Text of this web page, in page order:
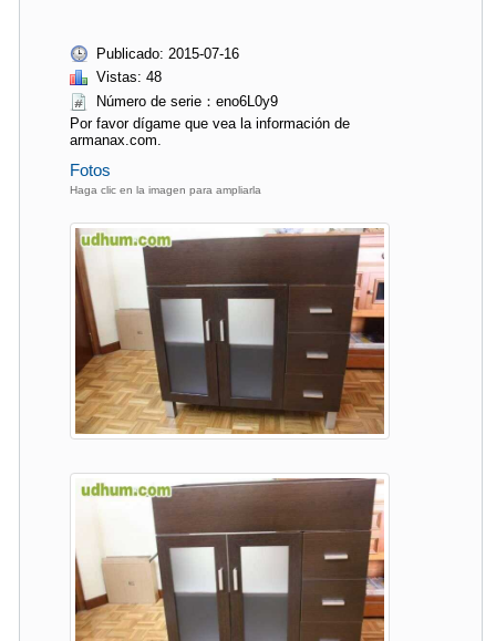
Publicado: 2015-07-16
Vistas: 48
Número de serie：eno6L0y9
Por favor dígame que vea la información de
armanax.com.
Fotos
Haga clic en la imagen para ampliarla